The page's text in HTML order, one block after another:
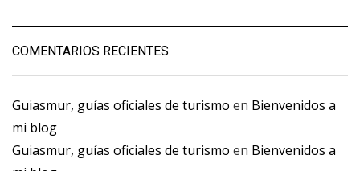
COMENTARIOS RECIENTES
Guiasmur, guías oficiales de turismo en Bienvenidos a
mi blog
Guiasmur, guías oficiales de turismo en Bienvenidos a